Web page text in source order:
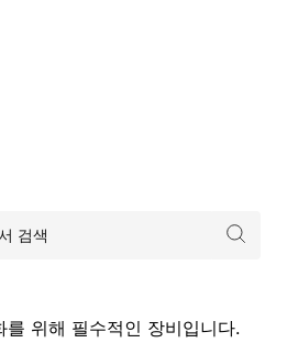
위해 필수적인 장비입니다.